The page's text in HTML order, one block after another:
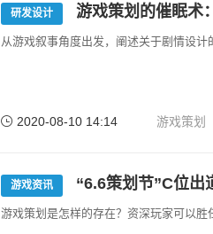
研发设计 游戏策划的催眠术
从游戏叙事角度出发，阐述关于剧情设
2020-08-10 14:14 游戏策划
游戏资讯 “6.6策划节”C位出
游戏策划是怎样的存在？资深玩家可以胜